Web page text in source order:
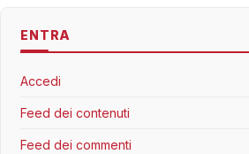
ENTRA
Accedi
Feed dei contenuti
Feed dei commenti